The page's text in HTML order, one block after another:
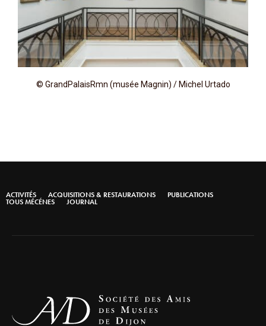
© GrandPalaisRmn (musée Magnin) / Michel Urtado
ACTIVITÉS ACQUISITIONS & RESTAURATIONS PUBLICATIONS
TOUS MÉCÉNES JOURNAL